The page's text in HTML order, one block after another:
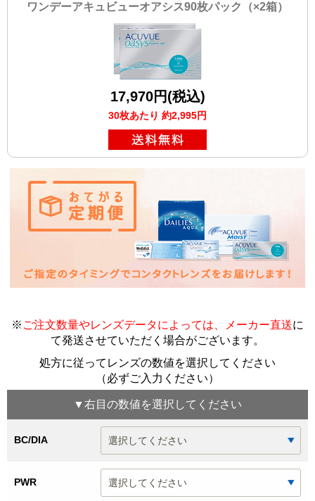
ワンデーアキュビューオアシス90枚パック（×2箱）
17,970円(税込)
30枚あたり 約2,995円
※ ご注文数量やレンズデータによっては、メーカー直送に
て発送させていただく場合がございます。
処方に従ってレンズの数値を選択してください
（必ずご入力ください）
▼右目 の数値を選択してください
BC/DIA
PWR